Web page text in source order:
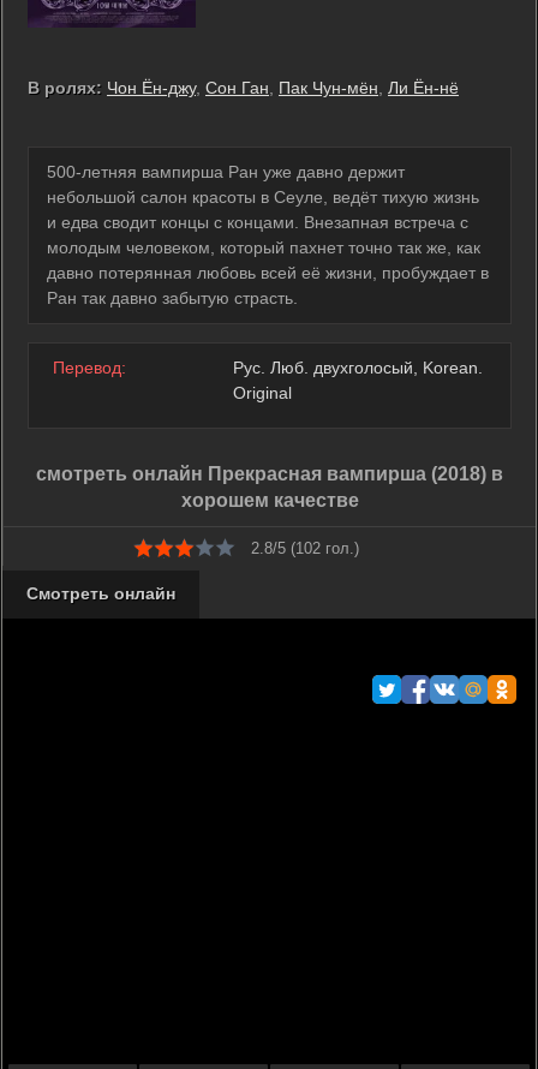
В ролях: Чон Ён-джу, Сон Ган Пак Чун-мён Ли Ён-нё
500-летняя вампирша Ран уже давно держит
небольшой салон красоты в Сеуле, ведёт тихую жизнь
и едва сводит концы с концами. Внезапная встреча с
молодым человеком, который пахнет точно так же, как
давно потерянная любовь всей её жизни, пробуждает в
Ран так давно забытую страсть.
Перевод:
Рус. Люб. двухголосый, Korean.
Original
смотреть онлайн Прекрасная вампирша (2018) в
хорошем качестве
2.8/5 (102гол.)
Смотреть онлайн